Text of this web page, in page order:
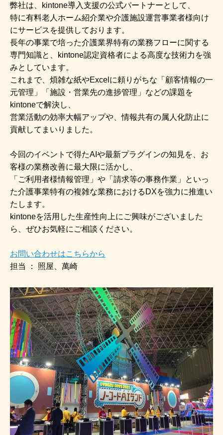
弊社は、kintone導入支援の公式パートナーとして、
特に有料老人ホーム紹介業や介護施設運営事業者様向け
にサービスを提供しております。
長年の事業で培った介護業界特有の業務フローに関する
専門知識と、kintone認定資格者による高度な技術力を強
みとしています。
これまで、煩雑な紙やExcelに頼りがちな「顧客情報の一
元管理」「施設・営業先の進捗管理」などの課題を
kintoneで解決し、
営業活動の効率大幅アップや、情報共有の属人化防止に
貢献してまいりました。
今回のイベントで得たAIや最新プラグインの知見を、お
客様の業務改善に最大限に活かし、
「ご利用者様情報管理」や「請求等の事務作業」といっ
た介護事業特有の複雑な業務におけるDXを強力に推進い
たします。
kintoneを活用した生産性向上にご興味がございました
ら、ぜひお気軽にご相談ください。
お問い合わせはこちらから
担当 ： 照屋、萬崎